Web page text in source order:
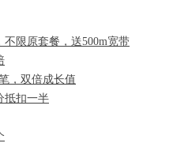
限原套餐，送500m宽带
，双倍成长值
抵扣一半